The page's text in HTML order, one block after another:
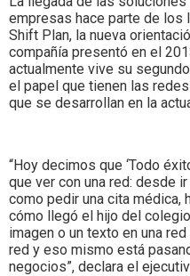
empresas hace parte de los
Shift Plan, la nueva
compañía presentó en el
actualmente vive su
el papel que tienen las
que se desarrollan en la
“Hoy decimos que ‘Todo
que ver con una red: desde
como pedir una cita médica,
cómo llegó el hijo del
imagen o un texto en una
red y eso mismo está
negocios”, declara el